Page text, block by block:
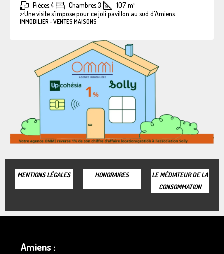
Pièces:4 Chambres:3 107 m²
>:Une visite s'impose pour ce joli pavillon au sud d'Amiens.
IMMOBILIER - VENTES MAISONS
MENTIONS LÉGALES HONORAIRES
LE MÉDIATEUR DE LA
CONSOMMATION
Amiens :